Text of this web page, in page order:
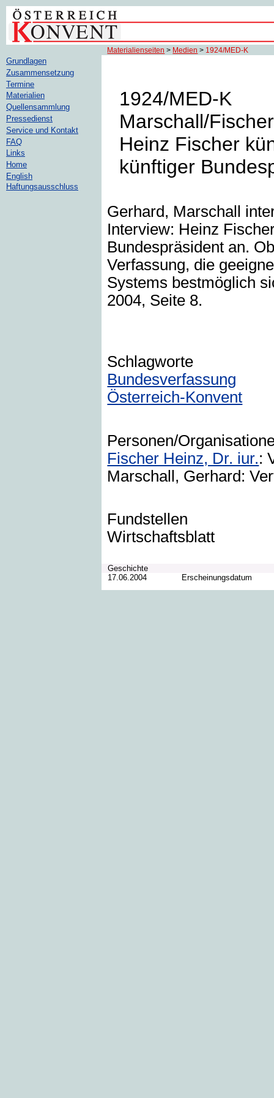
Materialienseiten > Medien > 1924/MED-K
1924/MED-K
Marschall/
Heinz Fischer
künftiger
Gerhard, Marschall
Interview: Heinz
Bundespräsident an.
Verfassung, die
Systems bestmöglich
2004, Seite 8.
Schlagworte
Bundesverfassung
Österreich-Konvent
Personen/
Fischer Heinz, Dr. iur.:
Marschall, Gerhard:
Fundstellen
Wirtschaftsblatt
Geschichte
17.06.2004
Erscheinungsdatum
Grundlagen
Zusammensetzung
Termine
Materialien
Quellensammlung
Pressedienst
Service und Kontakt
FAQ
Links
Home
English
Haftungsausschluss